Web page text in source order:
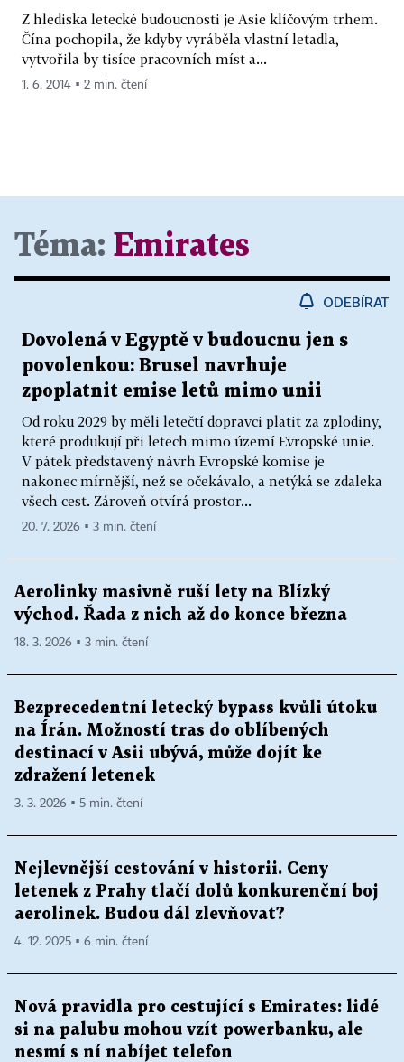
Z hlediska letecké budoucnosti je Asie klíčovým trhem.
Čína pochopila, že kdyby vyráběla vlastní letadla,
vytvořila by tisíce pracovních míst a...
1. 6. 2014 ▪ 2 min. čtení
Téma: Emirates
ODEBÍRAT
Dovolená v Egyptě v budoucnu jen s
povolenkou: Brusel navrhuje
zpoplatnit emise letů mimo unii
Od roku 2029 by měli letečtí dopravci platit za zplodiny,
které produkují při letech mimo území Evropské unie.
V pátek představený návrh Evropské komise je
nakonec mírnější, než se očekávalo, a netýká se zdaleka
všech cest. Zároveň otvírá prostor...
20. 7. 2026 ▪ 3 min. čtení
Aerolinky masivně ruší lety na Blízký
východ. Řada z nich až do konce března
18. 3. 2026 ▪ 3 min. čtení
Bezprecedentní letecký bypass kvůli útoku
na Írán. Možností tras do oblíbených
destinací v Asii ubývá, může dojít ke
zdražení letenek
3. 3. 2026 ▪ 5 min. čtení
Nejlevnější cestování v historii. Ceny
letenek z Prahy tlačí dolů konkurenční boj
aerolinek. Budou dál zlevňovat?
4. 12. 2025 ▪ 6 min. čtení
Nová pravidla pro cestující s Emirates: lidé
si na palubu mohou vzít powerbanku, ale
nesmí s ní nabíjet telefon